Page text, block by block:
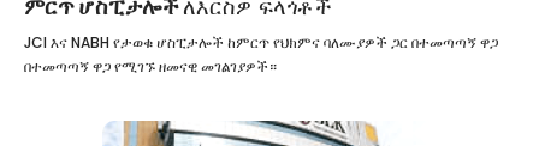
ምርጥ ሆስፒታሎችለእርስዎ ፍላጎቶች
JCI እና NABH የታወቁ ሆስፒታሎች ከምርጥ የህክምና ባለሙያዎች ጋር በተመጣጣኝ ዋጋ
በተመጣጣኝ ዋጋ የሚገኙ ዘመናዊ መገልገያዎች።